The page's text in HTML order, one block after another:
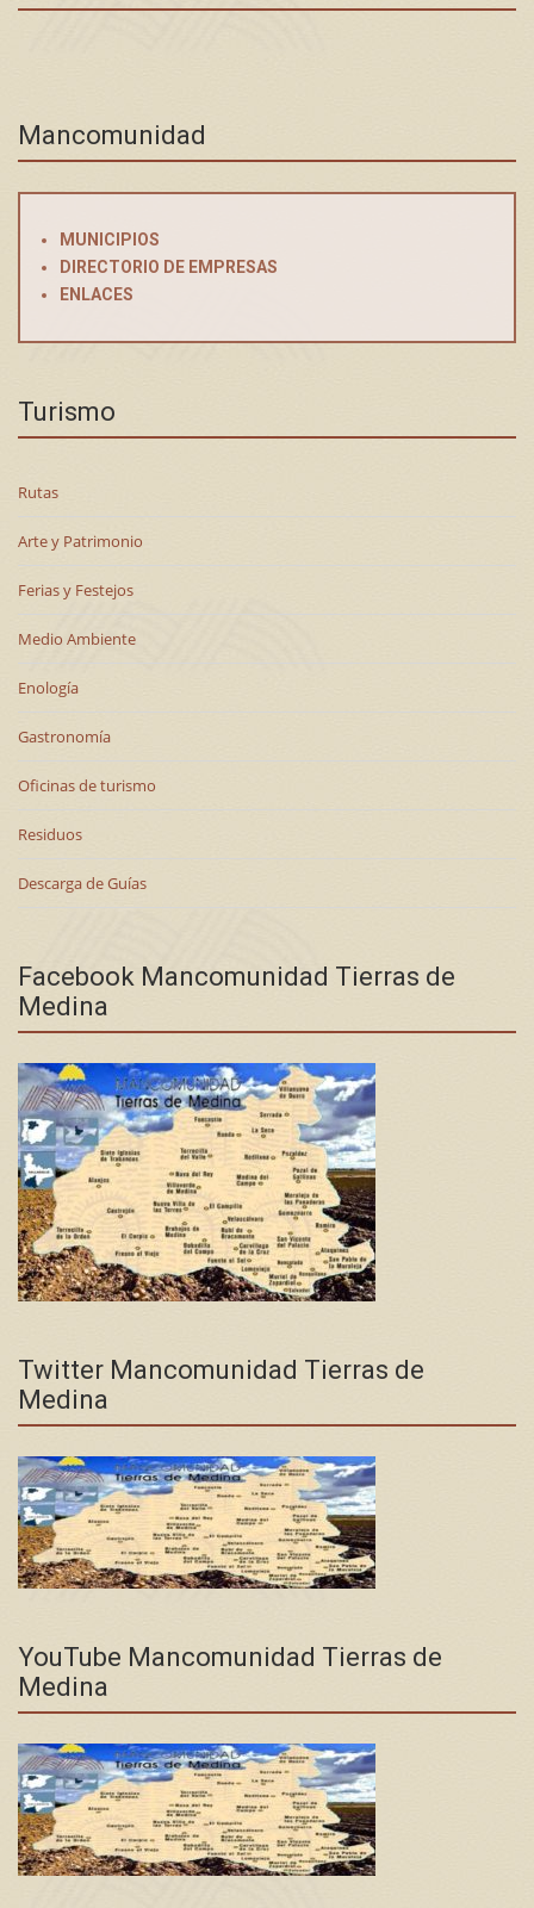
Mancomunidad
MUNICIPIOS
DIRECTORIO DE EMPRESAS
ENLACES
Turismo
Rutas
Arte y Patrimonio
Ferias y Festejos
Medio Ambiente
Enología
Gastronomía
Oficinas de turismo
Residuos
Descarga de Guías
Facebook Mancomunidad Tierras de
Medina
Twitter Mancomunidad Tierras de
Medina
YouTube Mancomunidad Tierras de
Medina